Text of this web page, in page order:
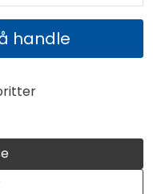
handle